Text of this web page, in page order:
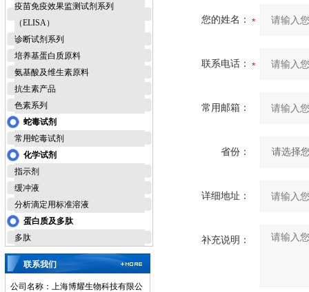
疫苗免疫效果监测试剂系列
（ELISA）
诊断试剂系列
培养基蛋白质原料
氨基酸及维生素原料
抗生素产品
色素系列
蛇毒试剂
常用蛇毒试剂
化学试剂
指示剂
缓冲液
分析滴定用标准溶液
蛋白质及多肽
多肽
联系我们
公司名称：上海博耀生物科技有限公
您的姓名：
联系电话：
常用邮箱：
省份：
详细地址：
补充说明：